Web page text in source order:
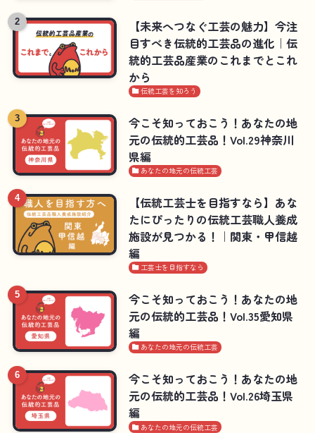
【未来へつなぐ工芸の魅力】今注
目すべき伝統的工芸品の進化｜伝
統的工芸品産業のこれまでとこれ
から
伝統工芸を知ろう
今こそ知っておこう！あなたの地
元の伝統的工芸品！Vol.29神奈川
県編
あなたの地元の伝統工芸
【伝統工芸士を目指すなら】あな
たにぴったりの伝統工芸職人養成
施設が見つかる！｜関東・甲信越
編
工芸士を目指すなら
今こそ知っておこう！あなたの地
元の伝統的工芸品！Vol.35愛知県
編
あなたの地元の伝統工芸
今こそ知っておこう！あなたの地
元の伝統的工芸品！Vol.26埼玉県
編
あなたの地元の伝統工芸